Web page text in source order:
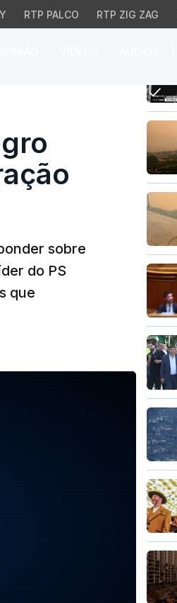
RTP PALCO RTP ZIG ZAG
pode
sobre
do PS
que